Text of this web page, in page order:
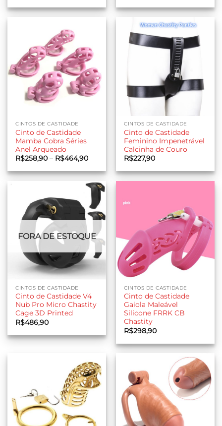
CINTOS DE CASTIDADE
Cinto de Castidade
Mamba Cobra Séries
Anel Arqueado
R$258,90 – R$464,90Faixa
preço:
R$258,90
através
R$464,90
CINTOS DE CASTIDADE
Cinto de Castidade
Feminino Impenetrável
Calcinha de Couro
R$227,90
FORA DE ESTOQUE
CINTOS DE CASTIDADE
Cinto de Castidade V4
Nub Pro Micro Chastity
Cage 3D Printed
R$486,90
CINTOS DE CASTIDADE
Cinto de Castidade
Gaiola Maleável
Silicone FRRK CB
Chastity
R$298,90